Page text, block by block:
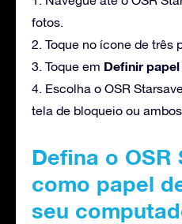
fotos.
2. Toque no ícone de três
3. Toque em Definir
4. Escolha o OSR
tela de bloqueio ou ambos.
Defina o OSR
como papel
seu